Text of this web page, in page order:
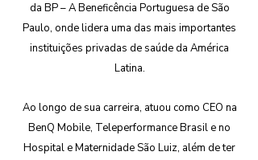
da BP – A Beneficência Portuguesa de São
Paulo, onde lidera uma das mais importantes
instituições privadas de saúde da América
Latina.
Ao longo de sua carreira, atuou como CEO na
BenQ Mobile, Teleperformance Brasil e no
Hospital e Maternidade São Luiz, além de ter